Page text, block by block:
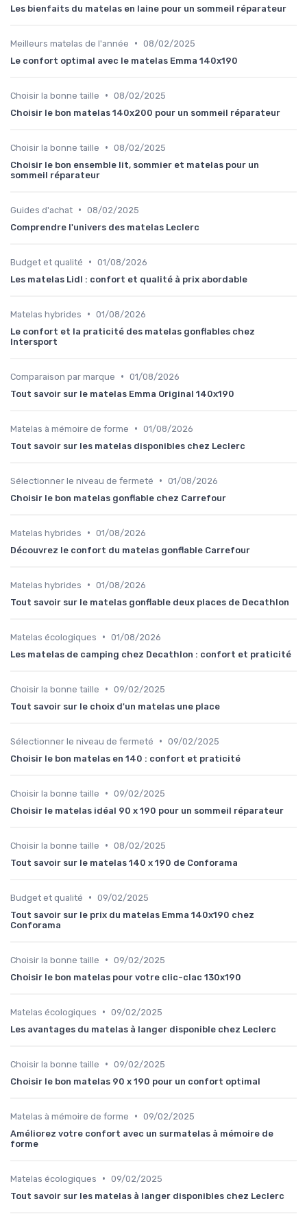
Les bienfaits du matelas en laine pour un sommeil réparateur
Meilleurs matelas de l'année • 08/02/2025
Le confort optimal avec le matelas Emma 140x190
Choisir la bonne taille • 08/02/2025
Choisir le bon matelas 140x200 pour un sommeil réparateur
Choisir la bonne taille • 08/02/2025
Choisir le bon ensemble lit, sommier et matelas pour un
sommeil réparateur
Guides d'achat • 08/02/2025
Comprendre l'univers des matelas Leclerc
Budget et qualité • 01/08/2026
Les matelas Lidl : confort et qualité à prix abordable
Matelas hybrides • 01/08/2026
Le confort et la praticité des matelas gonflables chez
Intersport
Comparaison par marque • 01/08/2026
Tout savoir sur le matelas Emma Original 140x190
Matelas à mémoire de forme • 01/08/2026
Tout savoir sur les matelas disponibles chez Leclerc
Sélectionner le niveau de fermeté • 01/08/2026
Choisir le bon matelas gonflable chez Carrefour
Matelas hybrides • 01/08/2026
Découvrez le confort du matelas gonflable Carrefour
Matelas hybrides • 01/08/2026
Tout savoir sur le matelas gonflable deux places de Decathlon
Matelas écologiques • 01/08/2026
Les matelas de camping chez Decathlon : confort et praticité
Choisir la bonne taille • 09/02/2025
Tout savoir sur le choix d'un matelas une place
Sélectionner le niveau de fermeté • 09/02/2025
Choisir le bon matelas en 140 : confort et praticité
Choisir la bonne taille • 09/02/2025
Choisir le matelas idéal 90 x 190 pour un sommeil réparateur
Choisir la bonne taille • 08/02/2025
Tout savoir sur le matelas 140 x 190 de Conforama
Budget et qualité • 09/02/2025
Tout savoir sur le prix du matelas Emma 140x190 chez
Conforama
Choisir la bonne taille • 09/02/2025
Choisir le bon matelas pour votre clic-clac 130x190
Matelas écologiques • 09/02/2025
Les avantages du matelas à langer disponible chez Leclerc
Choisir la bonne taille • 09/02/2025
Choisir le bon matelas 90 x 190 pour un confort optimal
Matelas à mémoire de forme • 09/02/2025
Améliorez votre confort avec un surmatelas à mémoire de
forme
Matelas écologiques • 09/02/2025
Tout savoir sur les matelas à langer disponibles chez Leclerc